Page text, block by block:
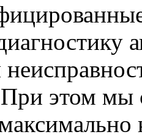
При этом